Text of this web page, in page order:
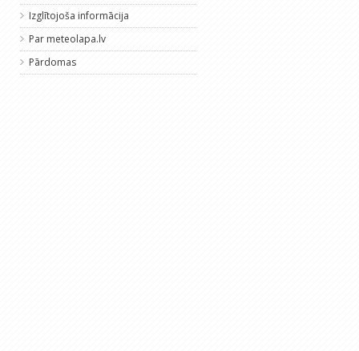
Izglītojoša informācija
Par meteolapa.lv
Pārdomas